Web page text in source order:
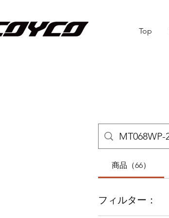
Top
商品（66）
フィルター：